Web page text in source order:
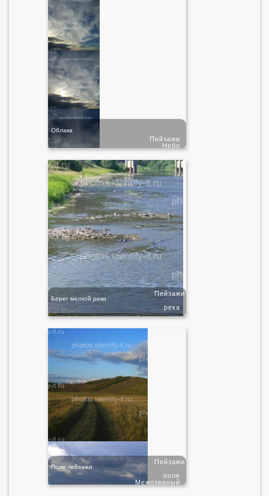
Облака
Небо
Пейзажи
Берег мелкой реки
Пейзажи
река
Поле пейзажи
Пейзажи
Межозерный
поле